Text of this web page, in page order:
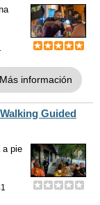
Más información
Guided
a pie